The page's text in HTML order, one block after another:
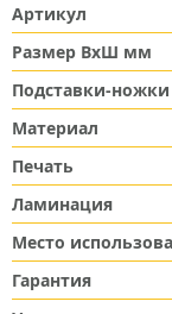
Артикул
Размер ВxШ мм
Подставки-ножки
Материал
Печать
Ламинация
Место
Гарантия